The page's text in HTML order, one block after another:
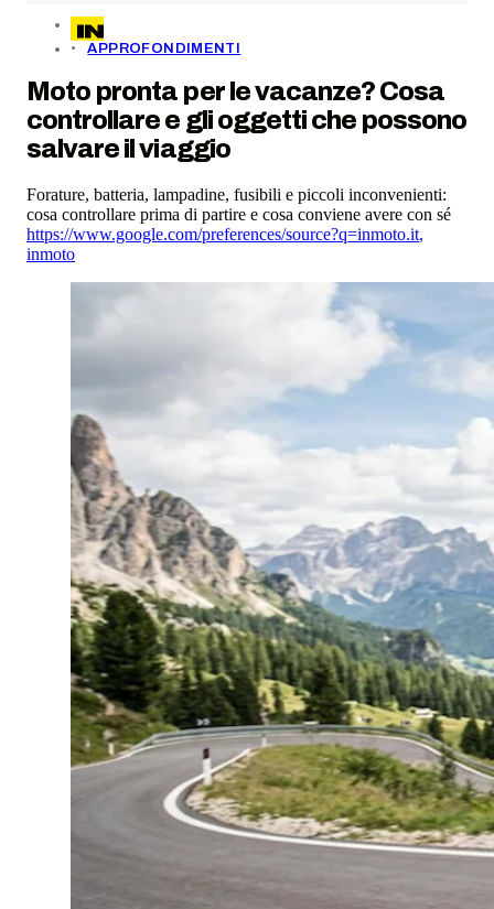
APPROFONDIMENTI
Moto pronta per le vacanze? Cosa
controllare e gli oggetti che possono
salvare il viaggio
Forature, batteria, lampadine, fusibili e piccoli inconvenienti:
cosa controllare prima di partire e cosa conviene avere con sé
https://www.google.com/preferences/source?q=inmoto.it,
inmoto